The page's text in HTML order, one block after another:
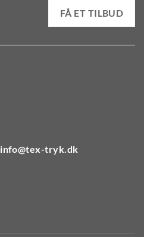
FÅ ET TILBUD
info@tex-tryk.dk